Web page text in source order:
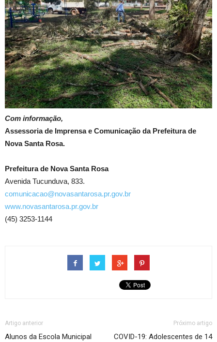
Com informação,
Assessoria de Imprensa e Comunicação da Prefeitura de
Nova Santa Rosa.
Prefeitura de Nova Santa Rosa
Avenida Tucunduva, 833.
comunicacao@novasantarosa.pr.gov.br
www.novasantarosa.pr.gov.br
(45) 3253-1144
Artigo anterior
Alunos da Escola Municipal
Próximo artigo
COVID-19: Adolescentes de 14